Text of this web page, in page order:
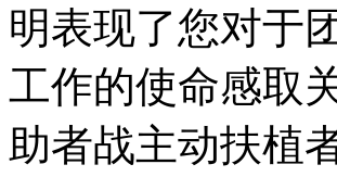
明表现了您对于
工作的使命感取
助者战主动扶植